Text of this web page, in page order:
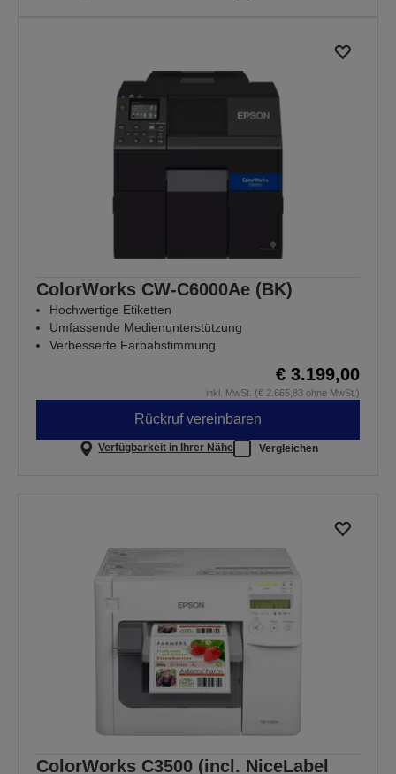
ColorWorks CW-C6000Ae (BK)
Hochwertige Etiketten
Umfassende Medienunterstützung
Verbesserte Farbabstimmung
€ 3.199,00
inkl. MwSt. (€ 2.665,83 ohne MwSt.)
Rückruf vereinbaren
Verfügbarkeit in Ihrer Nähe Vergleichen
ColorWorks C3500 (incl. NiceLabel